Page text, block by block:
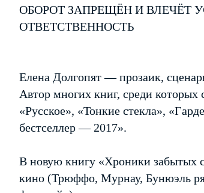
ОБОРОТ ЗАПРЕЩЁН И ВЛЕЧЁТ
ОТВЕТСТВЕННОСТЬ
Елена Долгопят — прозаик,
Автор многих книг, среди
«Русское», «Тонкие стекла»,
бестселлер — 2017».
В новую книгу «Хроники забытых
кино (Трюффо, Мурнау, Бунюэль